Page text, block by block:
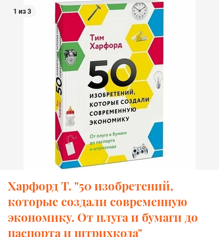
1 из 3
Харфорд Т. "50 изобретений,
которые создали современную
экономику. От плуга и бумаги до
паспорта и штрихкода"